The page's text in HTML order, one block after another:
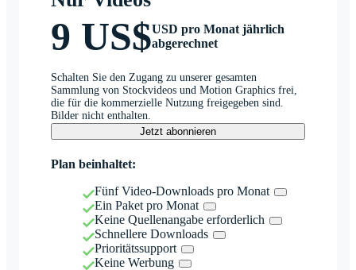
9 US$USD pro Monat jährlich
abgerechnet
Schalten Sie den Zugang zu unserer gesamten
Sammlung von Stockvideos und Motion Graphics frei,
die für die kommerzielle Nutzung freigegeben sind.
Bilder nicht enthalten.
Jetzt abonnieren
Plan beinhaltet:
Fünf Video-Downloads pro Monat
Ein Paket pro Monat
Keine Quellenangabe erforderlich
Schnellere Downloads
Prioritätssupport
Keine Werbung